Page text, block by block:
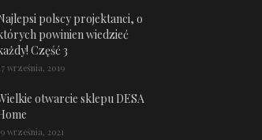
polscy projektanci, o
powinien wiedzieć
Część 3
września, 2019
otwarcie sklepu DESA
września, 2021